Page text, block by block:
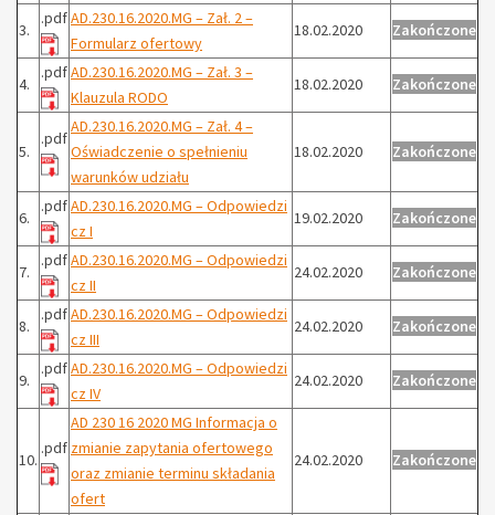
3.
.pdfAD.230.16.2020.MG – Zał. 2 –
Formularz ofertowy
18.02.2020 Zakończone
4.
.pdfAD.230.16.2020.MG – Zał. 3 –
Klauzula RODO
18.02.2020 Zakończone
5.
.pdf
AD.230.16.2020.MG – Zał. 4 –
Oświadczenie o spełnieniu
warunków udziału
18.02.2020 Zakończone
6.
.pdfAD.230.16.2020.MG – Odpowiedzi
cz I
19.02.2020 Zakończone
7.
.pdfAD.230.16.2020.MG – Odpowiedzi
cz II
24.02.2020 Zakończone
8.
.pdfAD.230.16.2020.MG – Odpowiedzi
cz III
24.02.2020 Zakończone
9.
.pdfAD.230.16.2020.MG – Odpowiedzi
cz IV
24.02.2020 Zakończone
10.
.pdf
AD 230 16 2020 MG Informacja o
zmianie zapytania ofertowego
oraz zmianie terminu składania
ofert
24.02.2020 Zakończone